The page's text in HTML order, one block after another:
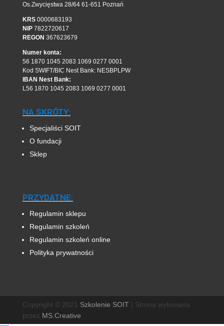
Os.Zwycięstwa 28/64 61-651 Poznań
KRS0000683193
NIP7822720617
REGON 367623679
Numer konta:
56 1870 1045 2083 1069 0277 0001
Kod SWIFT/BIC Nest Bank: NESBPLPW
IBAN Nest Bank:
L56 1870 1045 2083 1069 0277 0001
NA SKRÓTY:
Specjaliści SOIT
O fundacji
Sklep
PRZYDATNE:
Regulamin sklepu
Regulamin szkoleń
Regulamin szkoleń online
Polityka prywatności
Copyright © 2021 Szkolenie SOIT| Strona wykonana
przez MS.Creative